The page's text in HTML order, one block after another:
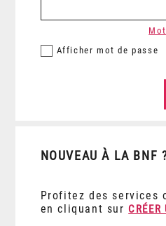
Afficher mot de passe
NOUVEAU À LA BNF
Profitez des services
en cliquant sur CRÉER